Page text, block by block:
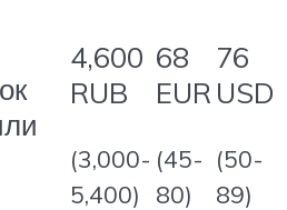
4,600
RUB
(3,000-
5,400)
68
EUR
(45-
80)
76
USD
(50-
89)